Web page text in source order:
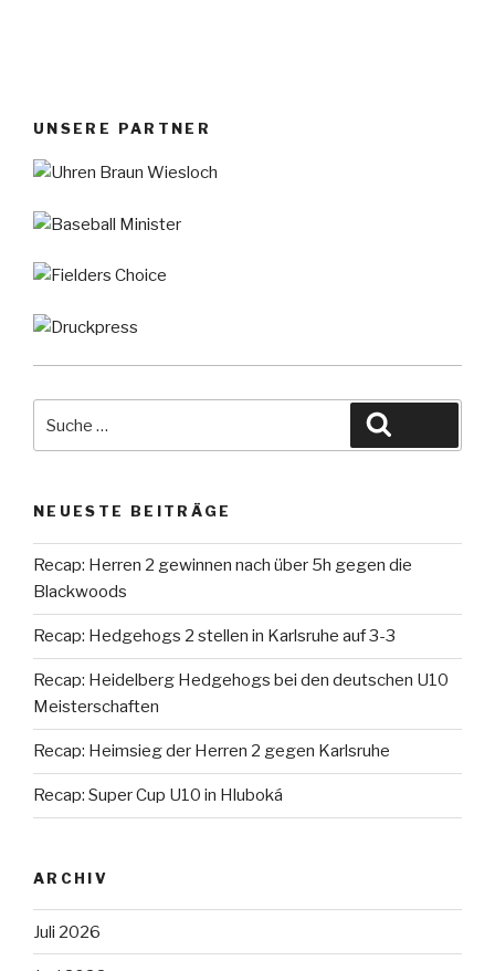
UNSERE PARTNER
nach:
NEUESTE BEITRÄGE
Recap: Herren 2 gewinnen nach über 5h gegen die
Blackwoods
Recap: Hedgehogs 2 stellen in Karlsruhe auf 3-3
Recap: Heidelberg Hedgehogs bei den deutschen U10
Meisterschaften
Recap: Heimsieg der Herren 2 gegen Karlsruhe
Recap: Super Cup U10 in Hluboká
ARCHIV
Juli 2026